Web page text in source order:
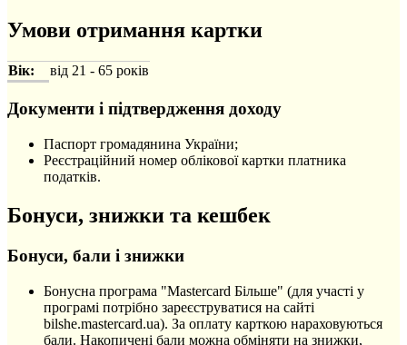
Умови отримання картки
Вік: від 21 - 65 років
Документи і підтвердження доходу
Паспорт громадянина України;
Реєстраційний номер облікової картки платника
податків.
Бонуси, знижки та кешбек
Бонуси, бали і знижки
Бонусна програма "Mastercard Більше" (для участі у
програмі потрібно зареєструватися на сайті
bilshe.mastercard.ua). За оплату карткою нараховуються
бали. Накопичені бали можна обміняти на знижки,